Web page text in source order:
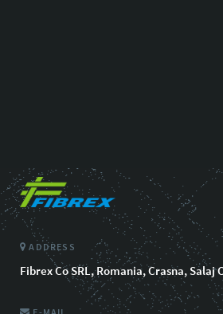
ADDRESS
Fibrex Co SRL, Romania, Crasna, Salaj